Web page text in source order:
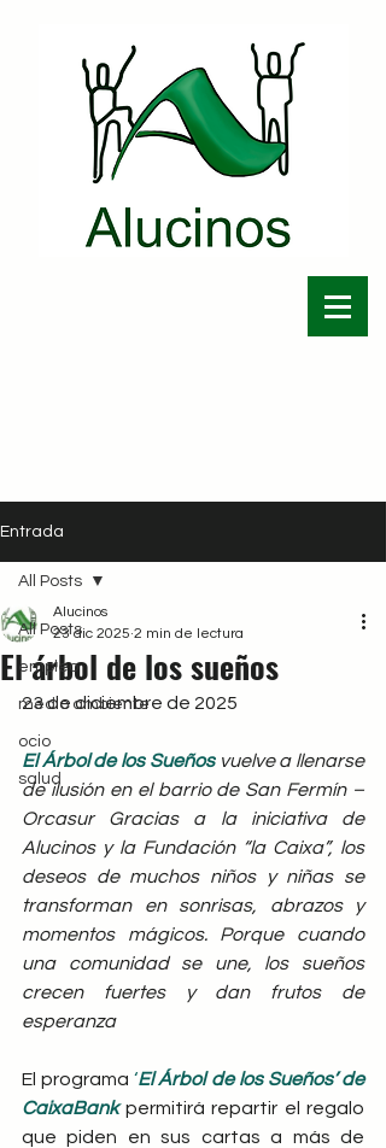
Entrada
All Posts
empleo
medio ambiente
ocio
salud
All Posts
El árbol de los sueños
Alucinos
23 dic 2025 2 min de lectura
23 de diciembre de 2025
El Árbol de los Sueños vuelve a llenarse
de ilusión en el barrio de San Fermín –
Orcasur Gracias a la iniciativa de
Alucinos y la Fundación “la Caixa”, los
deseos de muchos niños y niñas se
transforman en sonrisas, abrazos y
momentos mágicos. Porque cuando
una comunidad se une, los sueños
crecen fuertes y dan frutos de
esperanza
El programa ‘El Árbol de los Sueños’ de
CaixaBank permitirá repartir el regalo
que piden en sus cartas a más de